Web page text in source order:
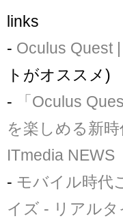
links
- Oculus Quest
トがオススメ)
-
「Oculus
を楽しめる新
ITmedia NEWS
- モバイル時代
イズ - リアル